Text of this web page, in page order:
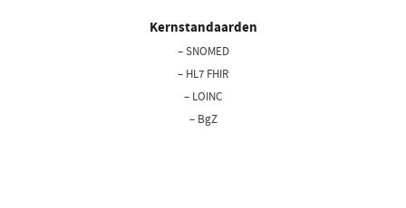
Kernstandaarden
– SNOMED
– HL7 FHIR
– LOINC
– BgZ